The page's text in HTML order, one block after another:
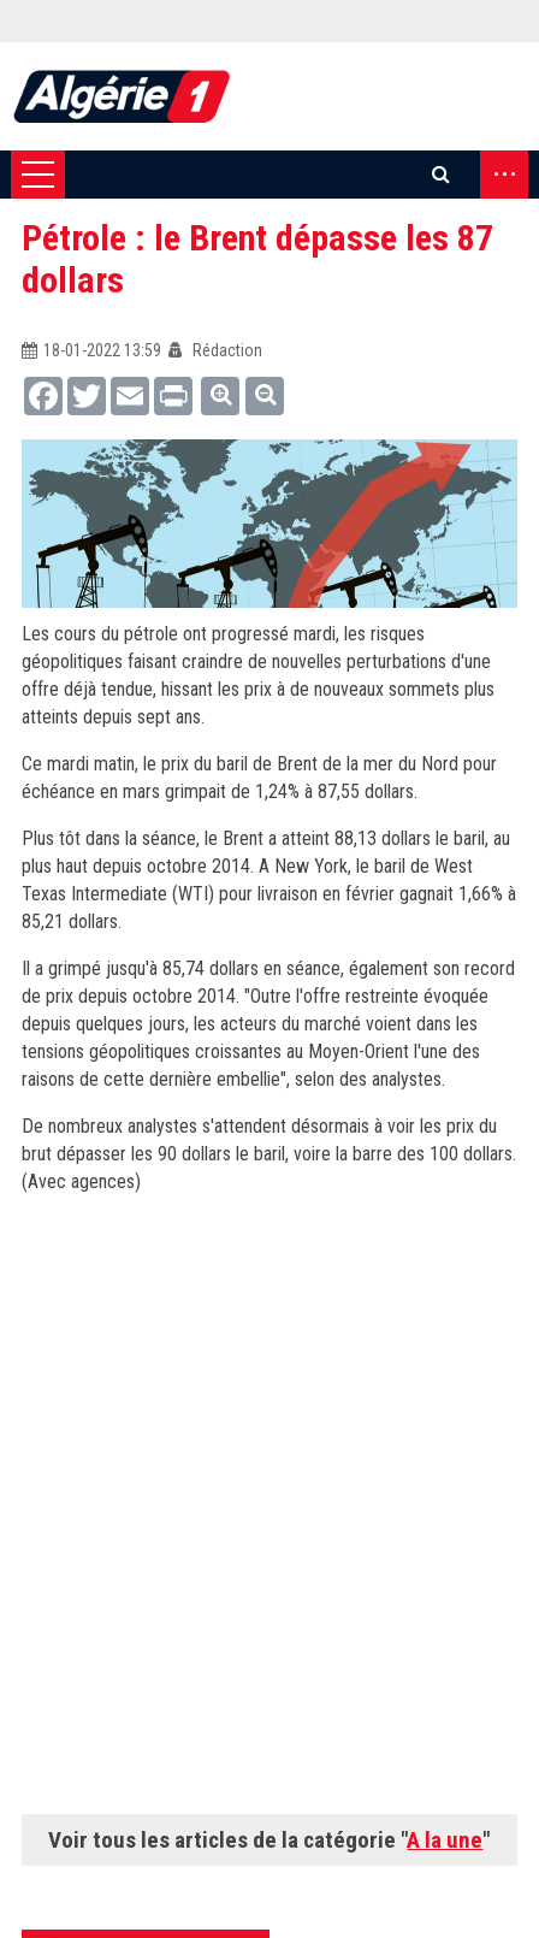
...
Pétrole : le Brent dépasse les 87
dollars
18-01-2022 13:59
Rédaction
FacebookTwitterEmail Print
Les cours du pétrole ont progressé mardi, les risques
géopolitiques faisant craindre de nouvelles perturbations d'une
offre déjà tendue, hissant les prix à de nouveaux sommets plus
atteints depuis sept ans.
Ce mardi matin, le prix du baril de Brent de la mer du Nord pour
échéance en mars grimpait de 1,24% à 87,55 dollars.
Plus tôt dans la séance, le Brent a atteint 88,13 dollars le baril, au
plus haut depuis octobre 2014. A New York, le baril de West
Texas Intermediate (WTI) pour livraison en février gagnait 1,66% à
85,21 dollars.
Il a grimpé jusqu'à 85,74 dollars en séance, également son record
de prix depuis octobre 2014. "Outre l'offre restreinte évoquée
depuis quelques jours, les acteurs du marché voient dans les
tensions géopolitiques croissantes au Moyen-Orient l'une des
raisons de cette dernière embellie", selon des analystes.
De nombreux analystes s'attendent désormais à voir les prix du
brut dépasser les 90 dollars le baril, voire la barre des 100 dollars.
(Avec agences)
Voir tous les articles de la catégorie "A la une"